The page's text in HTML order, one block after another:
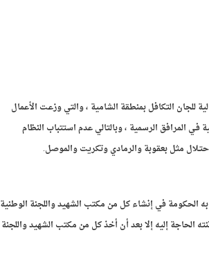
للجان التكافل بمنطقة الشامية ، والتي وزعـت الأعمال
فـي المرافق الرسمية ، وبالتالي عدم استتباب النظام
مثل بعقوبة والرمادي وتكريت والموصل.
الحكومة في إنشاء كل من مكتب الشهيد واللجنة الوطنية
الحاجة إليه إلا بعد أن أخذ كل من مكتب الشهيد واللجنة